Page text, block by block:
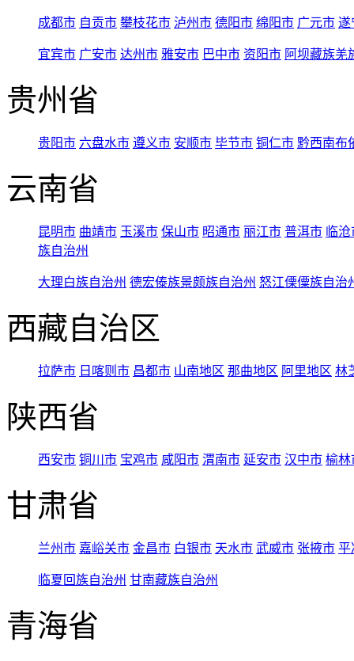
成都市 自贡市 攀枝花市 泸州市 德阳市 绵阳市 广元市 遂
宜宾市 广安市 达州市 雅安市 巴中市 资阳市 阿坝藏族羌
贵州省
贵阳市 六盘水市 遵义市 安顺市 毕节市 铜仁市 黔西南布
云南省
昆明市 曲靖市 玉溪市 保山市 昭通市 丽江市 普洱市 临
族自治州
大理白族自治州 德宏傣族景颇族自治州 怒江傈僳族自治
西藏自治区
拉萨市 日喀则市 昌都市 山南地区 那曲地区 阿里地区 林
陕西省
西安市 铜川市 宝鸡市 咸阳市 渭南市 延安市 汉中市 榆林
甘肃省
兰州市 嘉峪关市 金昌市 白银市 天水市 武威市 张掖市 平
临夏回族自治州 甘南藏族自治州
青海省